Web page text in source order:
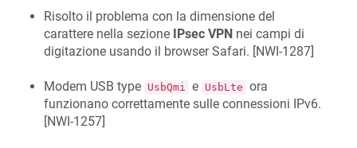
Risolto il problema con la dimensione del
carattere nella sezione IPsec VPN nei campi di
digitazione usando il browser Safari. [NWI-1287]
Modem USB type UsbQmi e UsbLte ora
funzionano correttamente sulle connessioni IPv6.
[NWI-1257]